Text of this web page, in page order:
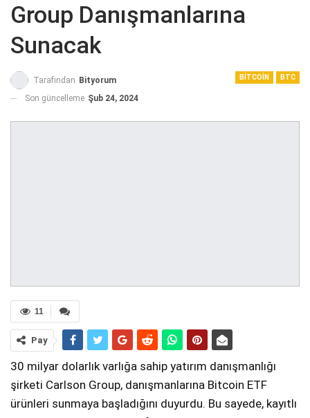
Group Danışmanlarına
Sunacak
BITCOIN BTC
Tarafından Bityorum
Son güncelleme Şub 24, 2024
11
Pay
30 milyar dolarlık varlığa sahip yatırım danışmanlığı
şirketi Carlson Group, danışmanlarına Bitcoin ETF
ürünleri sunmaya başladığını duyurdu. Bu sayede, kayıtlı